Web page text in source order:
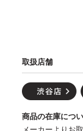
取扱店舗
商品の在庫につ